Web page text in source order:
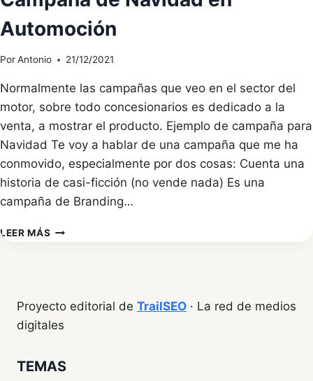
Automoción
PorAntonio 21/12/2021
Normalmente las campañas que veo en el sector del
motor, sobre todo concesionarios es dedicado a la
venta, a mostrar el producto. Ejemplo de campaña para
Navidad Te voy a hablar de una campaña que me ha
conmovido, especialmente por dos cosas: Cuenta una
historia de casi-ficción (no vende nada) Es una
campaña de Branding…
LEER MÁS CAMPAÑA
Proyecto editorial de TrailSEO · La red de medios
digitales
TEMAS